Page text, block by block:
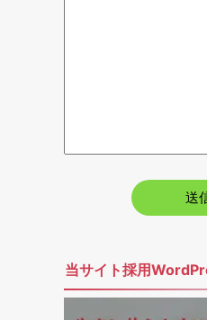
当サイト採用